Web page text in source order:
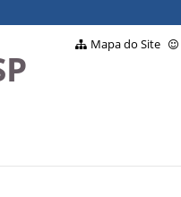
Mapa do Site